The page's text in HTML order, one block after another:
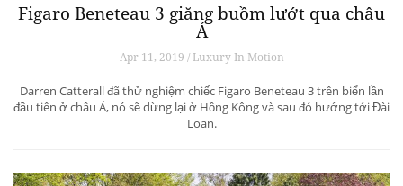
Figaro Beneteau 3 giăng buồm lướt qua châu
Á
Apr 11, 2019 / Luxury In Motion
Darren Catterall đã thử nghiệm chiếc Figaro Beneteau 3 trên biển lần
đầu tiên ở châu Á, nó sẽ dừng lại ở Hồng Kông và sau đó hướng tới Đài
Loan.